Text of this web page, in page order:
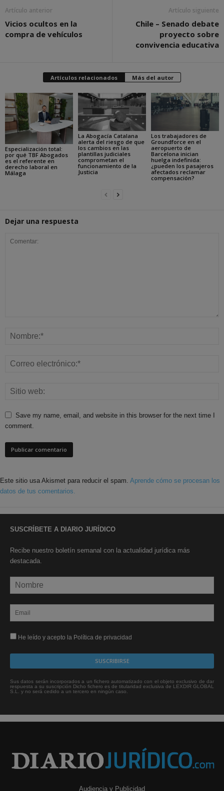
Artículo anterior
Vicios ocultos en la
compra de vehículos
Artículo siguiente
Chile – Senado debate
proyecto sobre
convivencia educativa
Artículos relacionados Más del autor
Especialización total:
por qué TBF Abogados
es el referente en
derecho laboral en
Málaga
La Abogacía Catalana
alerta del riesgo de que
los cambios en las
plantillas judiciales
comprometan el
funcionamiento de la
Justicia
Los trabajadores de
Groundforce en el
aeropuerto de
Barcelona inician
huelga indefinida:
¿pueden los pasajeros
afectados reclamar
compensación?
Dejar una respuesta
Save my name, email, and website in this browser for the next time I
comment.
Este sitio usa Akismet para reducir el spam. Aprende cómo se procesan los
datos de tus comentarios.
SUSCRÍBETE A DIARIO JURÍDICO
Recibe nuestro boletín semanal con la actualidad jurídica más
destacada.
He leído y acepto la Política de privacidad
Sus datos serán incorporados a un fichero automatizado con el objeto exclusivo de dar
respuesta a su suscripción Dicho fichero es de titularidad exclusiva de LEXDIR GLOBAL
S.L. y no será cedido a un tercero en ningún caso.
Audiencia y Publicidad